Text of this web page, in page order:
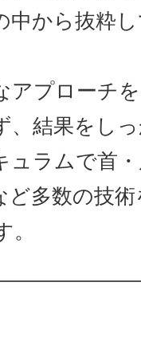
中から抜粋
アプローチ
、結果をし
ュラムで首
ど多数の技